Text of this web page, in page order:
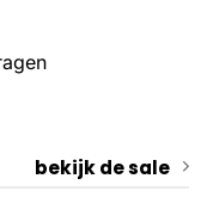
bekijk de sale